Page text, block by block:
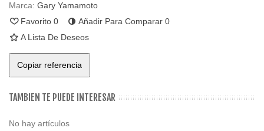
Marca: Gary Yamamoto
Favorito 0 Añadir Para Comparar 0
A Lista De Deseos
Copiar referencia
TAMBIEN TE PUEDE INTERESAR
No hay artículos